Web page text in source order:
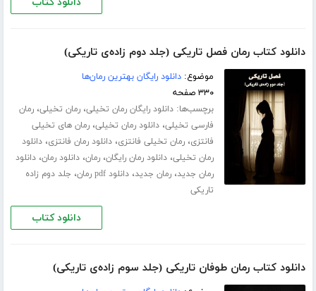
دانلود کتاب رمان فصل تاریکی (جلد دوم زاده‌ی تاریکی)
موضوع:دانلود رایگان بهترین رمان‌ها
۳۳۰ صفحه
برچسب‌ها:دانلود رایگان رمان تخیلی،رمان تخیلی،رمان
فارسی تخیلی،دانلود رمان تخیلی،رمان های تخیلی
فانتزی،رمان تخیلی فانتزی،دانلود رمان فانتزی،دانلود
رمان تخیلی،دانلود رمان رایگان،رمان،دانلود رمان،دانلود
رمان جدید،رمان جدید،دانلود pdf رمان ، جلد دوم زاده
تاریکی
دانلود کتاب
دانلود کتاب رمان طوفان تاریکی (جلد سوم زاده‌ی تاریکی)